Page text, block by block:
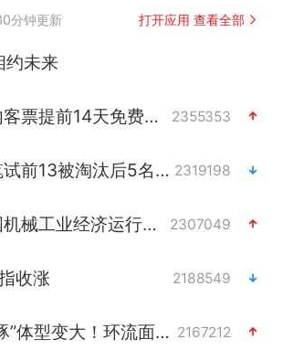
分钟更新 打开应用 查看全部
约未来
东航：国内客票提前14天免费退改 2355353
佛山通报笔试前13被淘汰后5名进体检 2319198
上半年我国机械工业经济运行稳中有进 2307049
收涨 2188549
台风“白海豚”体型变大！环流面积接近13个浙江那么大 2167212